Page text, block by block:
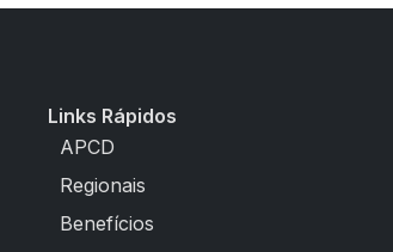
Links Rápidos
APCD
Regionais
Benefícios